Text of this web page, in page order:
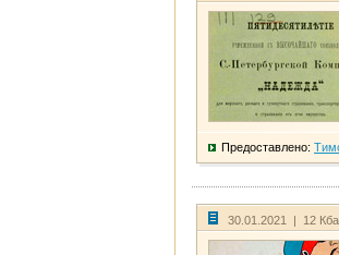
Предоставлено:
30.01.2021 | 12